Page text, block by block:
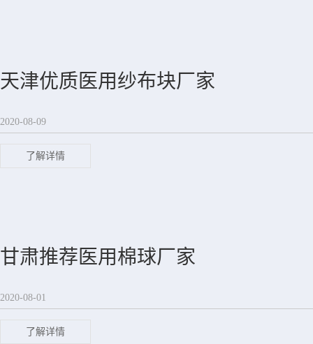
天津优质医用纱布块厂家
2020-08-09
了解详情
甘肃推荐医用棉球厂家
2020-08-01
了解详情